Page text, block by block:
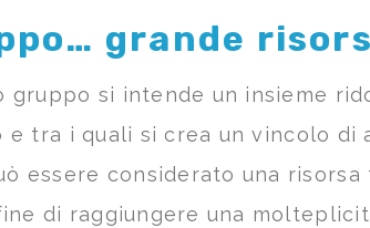
grande
gruppo si intende un insieme
tra i quali si crea un vincolo di
essere considerato una
di raggiungere una